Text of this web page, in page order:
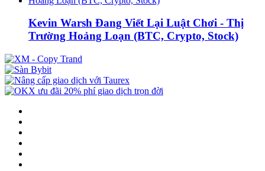
Kevin Warsh Đang Viết Lại Luật Chơi - Thị
Trường Hoảng Loạn (BTC, Crypto, Stock)